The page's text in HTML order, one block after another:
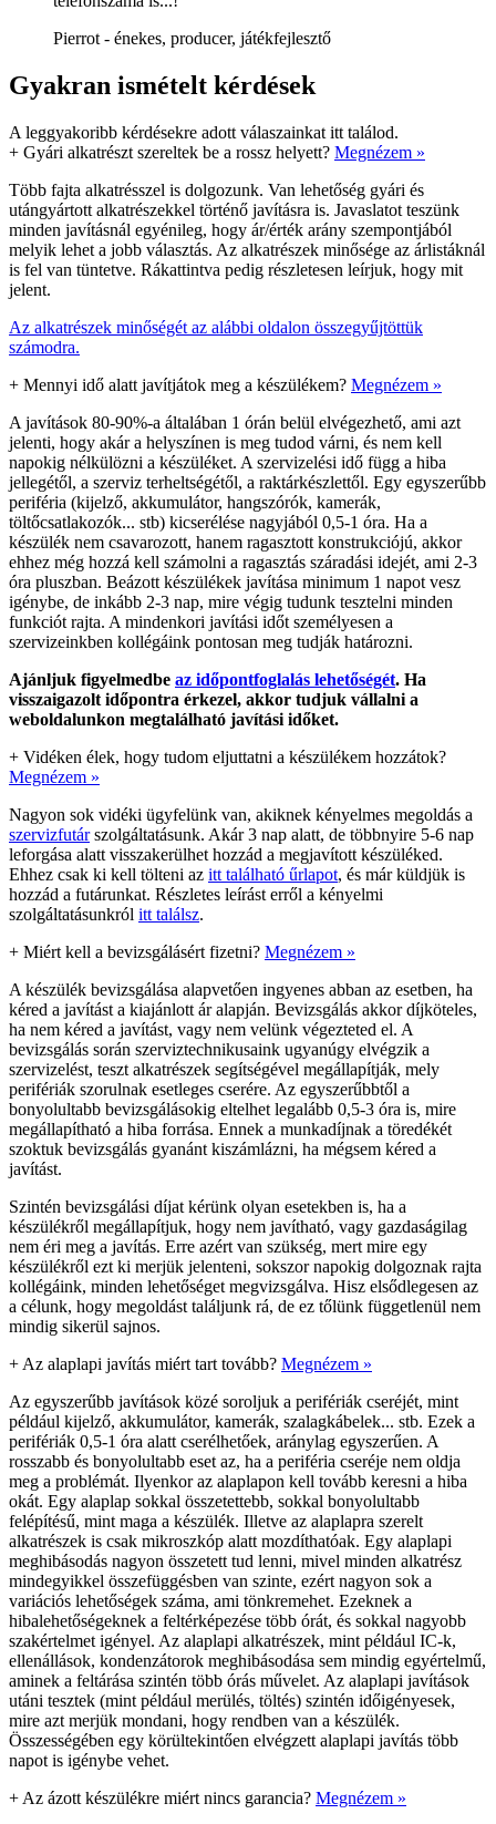
Pierrot - énekes, producer, játékfejlesztő
Gyakran ismételt kérdések
A leggyakoribb kérdésekre adott válaszainkat itt találod.
+ Gyári alkatrészt szereltek be a rossz helyett? Megnézem »
Több fajta alkatrésszel is dolgozunk. Van lehetőség gyári és
utángyártott alkatrészekkel történő javításra is. Javaslatot teszünk
minden javításnál egyénileg, hogy ár/érték arány szempontjából
melyik lehet a jobb választás. Az alkatrészek minősége az árlistáknál
is fel van tüntetve. Rákattintva pedig részletesen leírjuk, hogy mit
jelent.
Az alkatrészek minőségét az alábbi oldalon összegyűjtöttük
számodra.
+ Mennyi idő alatt javítjátok meg a készülékem? Megnézem »
A javítások 80-90%-a általában 1 órán belül elvégezhető, ami azt
jelenti, hogy akár a helyszínen is meg tudod várni, és nem kell
napokig nélkülözni a készüléket. A szervizelési idő függ a hiba
jellegétől, a szerviz terheltségétől, a raktárkészlettől. Egy egyszerűbb
periféria (kijelző, akkumulátor, hangszórók, kamerák,
töltőcsatlakozók... stb) kicserélése nagyjából 0,5-1 óra. Ha a
készülék nem csavarozott, hanem ragasztott konstrukciójú, akkor
ehhez még hozzá kell számolni a ragasztás száradási idejét, ami 2-3
óra pluszban. Beázott készülékek javítása minimum 1 napot vesz
igénybe, de inkább 2-3 nap, mire végig tudunk tesztelni minden
funkciót rajta. A mindenkori javítási időt személyesen a
szervizeinkben kollégáink pontosan meg tudják határozni.
Ajánljuk figyelmedbe az időpontfoglalás lehetőségét. Ha
visszaigazolt időpontra érkezel, akkor tudjuk vállalni a
weboldalunkon megtalálható javítási időket.
+ Vidéken élek, hogy tudom eljuttatni a készülékem hozzátok?
Megnézem »
Nagyon sok vidéki ügyfelünk van, akiknek kényelmes megoldás a
szervizfutárszolgáltatásunk. Akár 3 nap alatt, de többnyire 5-6 nap
leforgása alatt visszakerülhet hozzád a megjavított készüléked.
Ehhez csak ki kell tölteni az itt található űrlapot, és már küldjük is
hozzád a futárunkat. Részletes leírást erről a kényelmi
szolgáltatásunkról itt találsz.
+ Miért kell a bevizsgálásért fizetni? Megnézem »
A készülék bevizsgálása alapvetően ingyenes abban az esetben, ha
kéred a javítást a kiajánlott ár alapján. Bevizsgálás akkor díjköteles,
ha nem kéred a javítást, vagy nem velünk végezteted el. A
bevizsgálás során szerviztechnikusaink ugyanúgy elvégzik a
szervizelést, teszt alkatrészek segítségével megállapítják, mely
perifériák szorulnak esetleges cserére. Az egyszerűbbtől a
bonyolultabb bevizsgálásokig eltelhet legalább 0,5-3 óra is, mire
megállapítható a hiba forrása. Ennek a munkadíjnak a töredékét
szoktuk bevizsgálás gyanánt kiszámlázni, ha mégsem kéred a
javítást.
Szintén bevizsgálási díjat kérünk olyan esetekben is, ha a
készülékről megállapítjuk, hogy nem javítható, vagy gazdaságilag
nem éri meg a javítás. Erre azért van szükség, mert mire egy
készülékről ezt ki merjük jelenteni, sokszor napokig dolgoznak rajta
kollégáink, minden lehetőséget megvizsgálva. Hisz elsődlegesen az
a célunk, hogy megoldást találjunk rá, de ez tőlünk függetlenül nem
mindig sikerül sajnos.
+ Az alaplapi javítás miért tart tovább? Megnézem »
Az egyszerűbb javítások közé soroljuk a perifériák cseréjét, mint
például kijelző, akkumulátor, kamerák, szalagkábelek... stb. Ezek a
perifériák 0,5-1 óra alatt cserélhetőek, aránylag egyszerűen. A
rosszabb és bonyolultabb eset az, ha a periféria cseréje nem oldja
meg a problémát. Ilyenkor az alaplapon kell tovább keresni a hiba
okát. Egy alaplap sokkal összetettebb, sokkal bonyolultabb
felépítésű, mint maga a készülék. Illetve az alaplapra szerelt
alkatrészek is csak mikroszkóp alatt mozdíthatóak. Egy alaplapi
meghibásodás nagyon összetett tud lenni, mivel minden alkatrész
mindegyikkel összefüggésben van szinte, ezért nagyon sok a
variációs lehetőségek száma, ami tönkremehet. Ezeknek a
hibalehetőségeknek a feltérképezése több órát, és sokkal nagyobb
szakértelmet igényel. Az alaplapi alkatrészek, mint például IC-k,
ellenállások, kondenzátorok meghibásodása sem mindig egyértelmű,
aminek a feltárása szintén több órás művelet. Az alaplapi javítások
utáni tesztek (mint például merülés, töltés) szintén időigényesek,
mire azt merjük mondani, hogy rendben van a készülék.
Összességében egy körültekintően elvégzett alaplapi javítás több
napot is igénybe vehet.
+ Az ázott készülékre miért nincs garancia? Megnézem »